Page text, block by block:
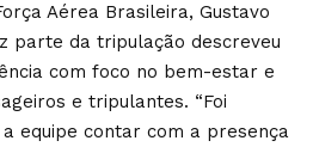
Aérea Brasileira, Gustavo
parte da tripulação descreveu
com foco no bem-estar e
e tripulantes. “Foi
equipe contar com a presença